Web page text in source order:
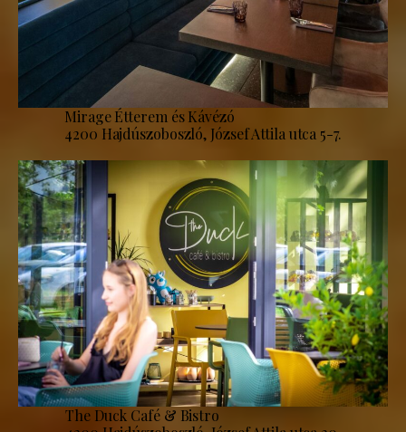
Mirage Étterem és Kávézó
4200 Hajdúszoboszló, József Attila utca 5-7.
The Duck Café & Bistro